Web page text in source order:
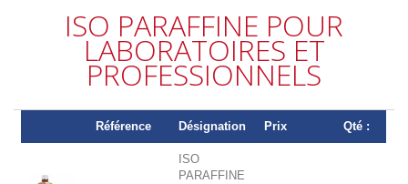
ISO PARAFFINE POUR
LABORATOIRES ET
PROFESSIONNELS
Référence Désignation Prix Qté :
ISO
PARAFFINE